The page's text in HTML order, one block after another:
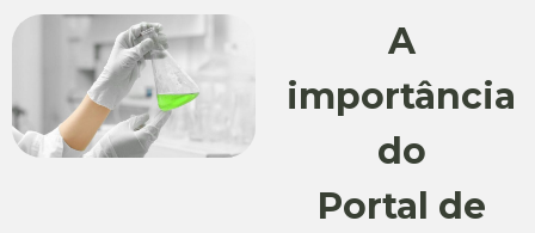
A
importância
do
Portal de